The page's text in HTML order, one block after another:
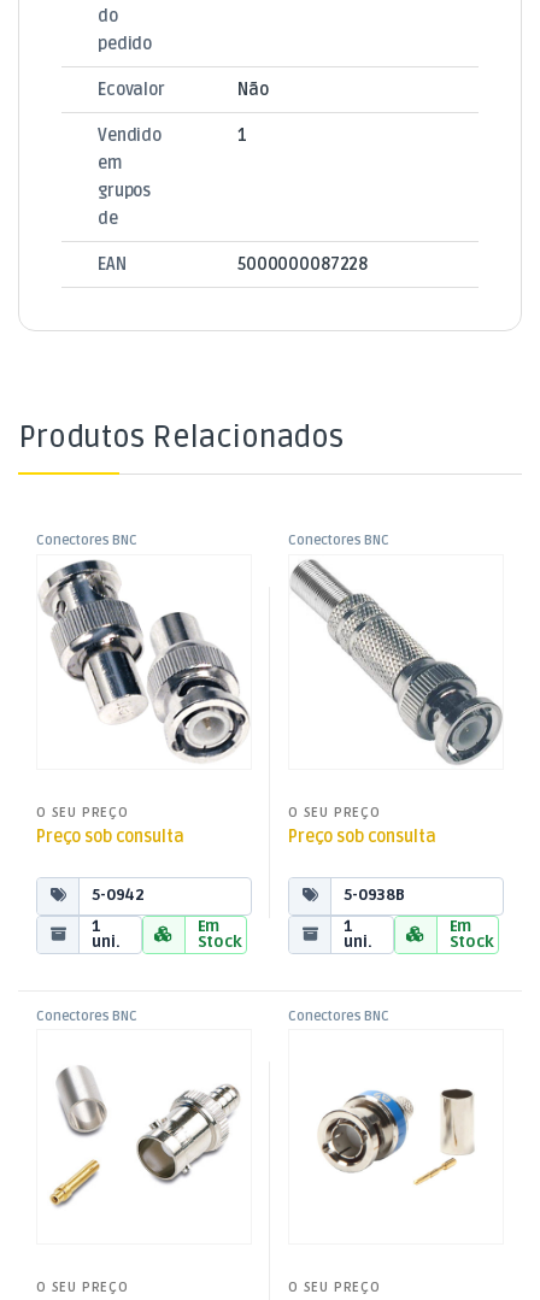
do
pedido
Ecovalor Não
Vendido
em
grupos
de
1
EAN 5000000087228
Produtos Relacionados
Conectores BNC
Fichas, Conectores e
Adaptadores
Ficha BNC Macho Terminal
75ohm
O SEU PREÇO
Preço sob consulta
5-0942
1
uni.
Em
Stock
Conectores BNC
Fichas, Conectores e
Adaptadores
Ficha BNC Macho Soldar
RG58
O SEU PREÇO
Preço sob consulta
5-0938B
1
uni.
Em
Stock
Conectores BNC
O SEU PREÇO
Conectores BNC
O SEU PREÇO